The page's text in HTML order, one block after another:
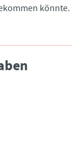
könnte.